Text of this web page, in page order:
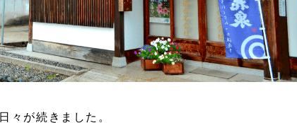
々が続きました。